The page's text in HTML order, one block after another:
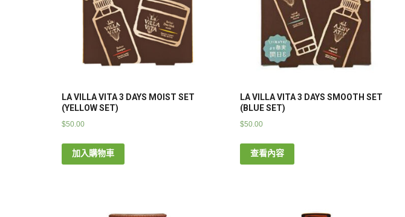
LA VILLA VITA 3 DAYS MOIST SET
(YELLOW SET)
$50.00
加入購物車
LA VILLA VITA 3 DAYS SMOOTH SET
(BLUE SET)
$50.00
查看內容